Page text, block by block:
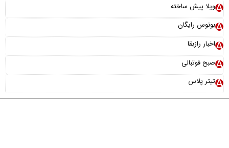
ویلا پیش ساخته
بونوس رایگان
اخبار رازبقا
صبح فوتبالی
تیتر پلاس